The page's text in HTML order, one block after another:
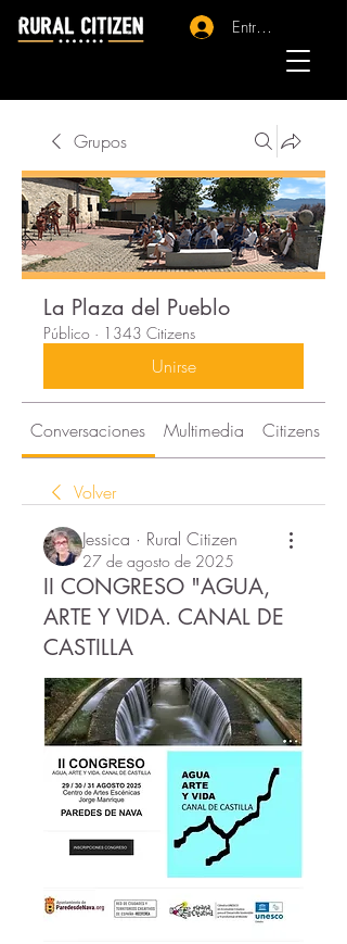
Entrar - Registro
Grupos
La Plaza del Pueblo
Público · 1343 Citizens
Unirse
Conversaciones Multimedia Citizens
Volver
Jessica · Rural Citizen
27 de agosto de 2025
II CONGRESO "AGUA,
ARTE Y VIDA. CANAL DE
CASTILLA